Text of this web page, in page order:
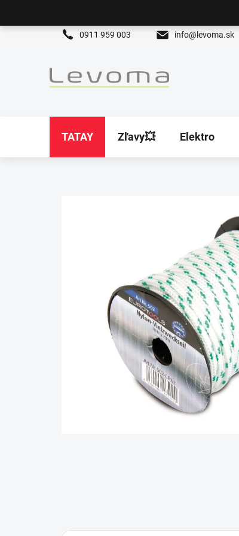
0911 959 003 info@levoma.sk
TATAY Zľavy💥 Elektro